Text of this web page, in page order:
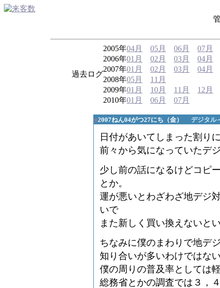
過去ログ
2005年04月 05月 06月
07月
2006年01月 02月 03月
04月
2007年01月 02月 03月
04月
2008年05月
11月
2009年01月 10月 11月
12月
2010年01月 06月 07月
■2007ねん04がつ27にち（金） デジタル
日付があいてしまった割り
前々から気になっていたデ
少し前の話になるけどコピ
とか。
運が悪いとわざわざ地デジ
いで
また新しく買い換えないと
ちなみに僕のまわりで地デ
知り合いが多いわけではな
僕の周りの普及率としては
総務省とかの調査では３，